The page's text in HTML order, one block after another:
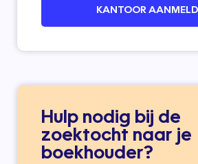
KANTOOR
Hulp nodig bij de
zoektocht naar je
boekhouder?